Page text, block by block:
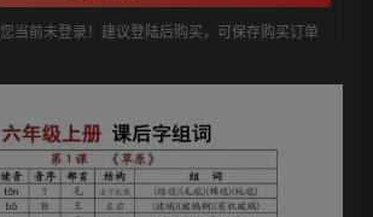
您当前未登录！建议登陆后购买，可保存购买订单